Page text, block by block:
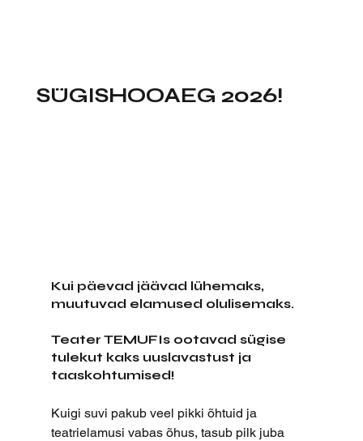
SÜGISHOOAEG 2026!
Kui päevad jäävad lühemaks,
muutuvad elamused olulisemaks.
Teater TEMUFIs ootavad sügise
tulekut kaks uuslavastust ja
taaskohtumised!
Kuigi suvi pakub veel pikki õhtuid ja
teatrielamusi vabas õhus, tasub pilk juba